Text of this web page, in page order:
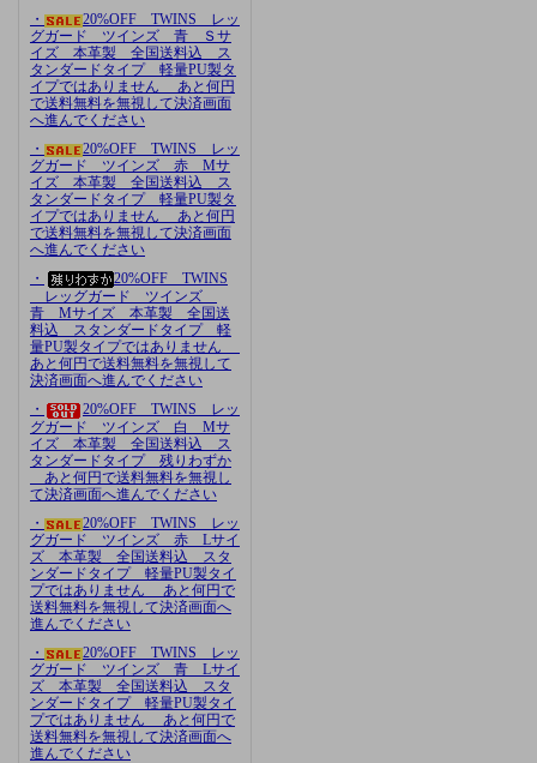
・
20%OFF TWINS レッ
グガード ツインズ 青 Ｓサ
イズ 本革製 全国送料込 ス
タンダードタイプ 軽量PU製タ
イプではありません あと何円
で送料無料を無視して決済画面
へ進んでください
・
20%OFF TWINS レッ
グガード ツインズ 赤 Mサ
イズ 本革製 全国送料込 ス
タンダードタイプ 軽量PU製タ
イプではありません あと何円
で送料無料を無視して決済画面
へ進んでください
・
20%OFF TWINS
レッグガード ツインズ
青 Mサイズ 本革製 全国送
料込 スタンダードタイプ 軽
量PU製タイプではありません
あと何円で送料無料を無視して
決済画面へ進んでください
・
20%OFF TWINS レッ
グガード ツインズ 白 Mサ
イズ 本革製 全国送料込 ス
タンダードタイプ 残りわずか
あと何円で送料無料を無視し
て決済画面へ進んでください
・
20%OFF TWINS レッ
グガード ツインズ 赤 Lサイ
ズ 本革製 全国送料込 スタ
ンダードタイプ 軽量PU製タイ
プではありません あと何円で
送料無料を無視して決済画面へ
進んでください
・
20%OFF TWINS レッ
グガード ツインズ 青 Lサイ
ズ 本革製 全国送料込 スタ
ンダードタイプ 軽量PU製タイ
プではありません あと何円で
送料無料を無視して決済画面へ
進んでください